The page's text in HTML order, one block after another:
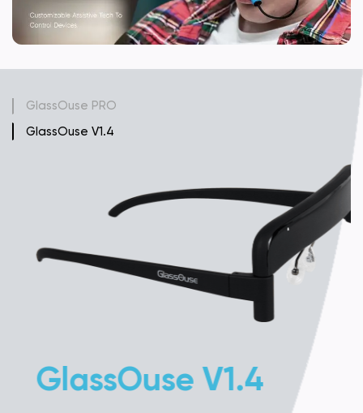
GlassOuse V1.4
GlassOuse PRO
GlassOuse V1.4